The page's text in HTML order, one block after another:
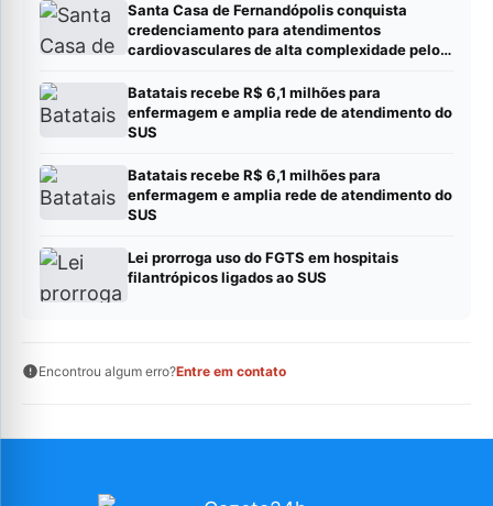
Santa Casa de Fernandópolis conquista
credenciamento para atendimentos
cardiovasculares de alta complexidade pelo
Batatais recebe R$ 6,1 milhões para
enfermagem e amplia rede de atendimento do
SUS
Batatais recebe R$ 6,1 milhões para
enfermagem e amplia rede de atendimento do
SUS
Lei prorroga uso do FGTS em hospitais
filantrópicos ligados ao SUS
Encontrou algum erro?Entre em contato